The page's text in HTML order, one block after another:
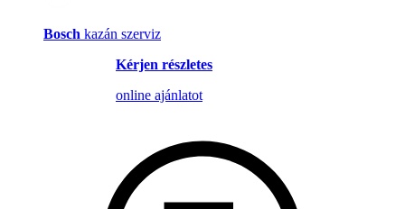
Bosch kazán szerviz
Kérjen részletes
online ajánlatot